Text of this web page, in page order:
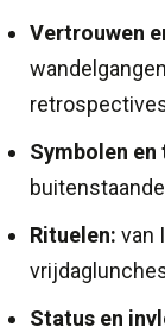
Vertrouwen
Symbolen en
Rituelen: van
Status en